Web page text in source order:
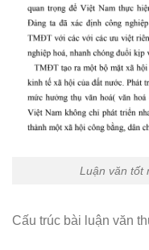
Luận văn tốt
Cấu trúc bài luận văn